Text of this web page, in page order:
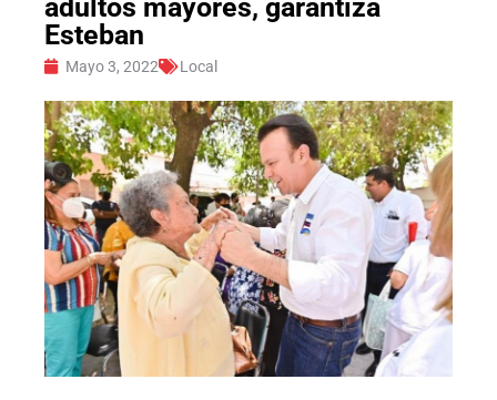
adultos mayores, garantiza
Esteban
Mayo 3, 2022 Local